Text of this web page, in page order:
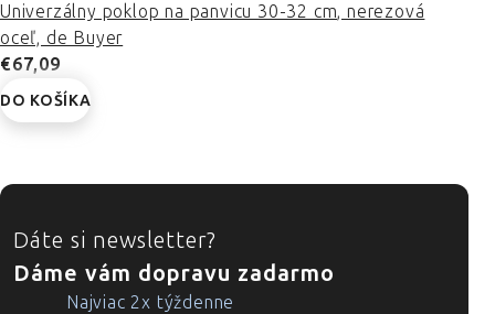
Univerzálny poklop na panvicu 30-32 cm, nerezová
oceľ, de Buyer
€67,09
DO KOŠÍKA
ZÁPÄTIE
Dáte si newsletter?
Dáme vám dopravu zadarmo
Najviac 2x týždenne